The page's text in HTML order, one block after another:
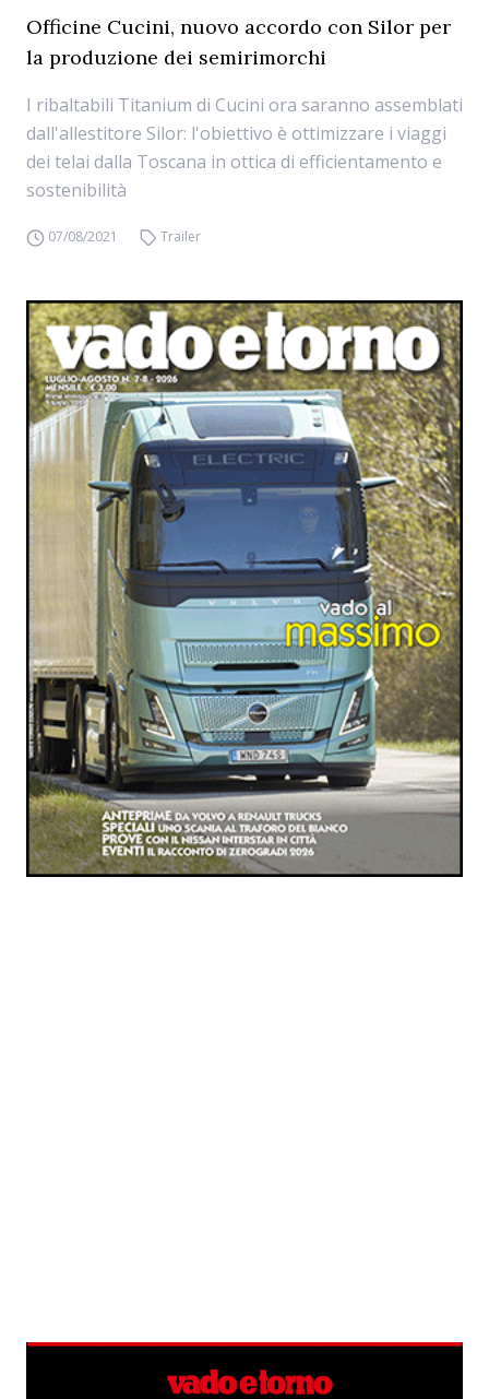
Officine Cucini, nuovo accordo con Silor per
la produzione dei semirimorchi
I ribaltabili Titanium di Cucini ora saranno assemblati
dall'allestitore Silor: l'obiettivo è ottimizzare i viaggi
dei telai dalla Toscana in ottica di efficientamento e
sostenibilità
07/08/2021 Trailer